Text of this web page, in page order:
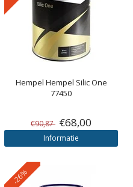
Hempel Hempel Silic One
77450
€90,87 €68,00
Informatie
-26%